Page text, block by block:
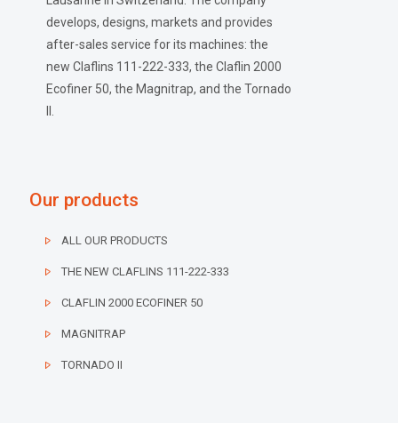
develops, designs, markets and provides
after-sales service for its machines: the
new Claflins 111-222-333, the Claflin 2000
Ecofiner 50, the Magnitrap, and the Tornado
Our products
ALL OUR PRODUCTS
THE NEW CLAFLINS 111-222-333
CLAFLIN 2000 ECOFINER 50
MAGNITRAP
TORNADO II